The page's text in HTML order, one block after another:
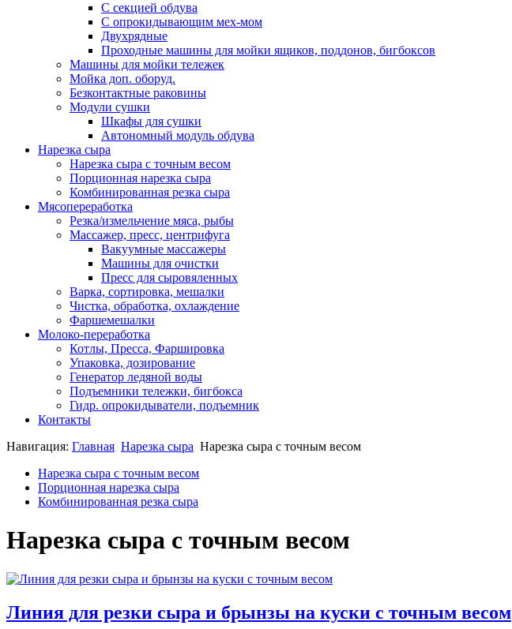
С секцией обдува
С опрокидывающим мех-мом
Двухрядные
Проходныe машины для мойки ящиков, поддонов, бигбоксов
Машины для мойки тележек
Мойка доп. оборуд.
Безконтактные раковины
Модули сушки
Шкафы для сушки
Автономный модуль обдува
Нарезка сыра
Нарезка сыра с точным весом
Порционная нарезка сыра
Комбинированная резка сыра
Мясопереработка
Резка/измельчение мяса, рыбы
Массажер, пресс, центрифуга
Вакуумные массажеры
Машины для очистки
Пресс для сыровяленных
Варка, сортировка, мешалки
Чистка, обработка, охлаждение
Фаршемешалки
Молоко-переработка
Котлы, Пресса, Фаршировка
Упаковка, дозирование
Генератор ледяной воды
Подъемники тележки, бигбокса
Гидр. опрокидыватели, подъемник
Контакты
Навигация: Главная Нарезка сыра Нарезка сыра с точным весом
Нарезка сыра с точным весом
Порционная нарезка сыра
Комбинированная резка сыра
Нарезка сыра с точным весом
Линия для резки сыра и брынзы на куски с точным весом